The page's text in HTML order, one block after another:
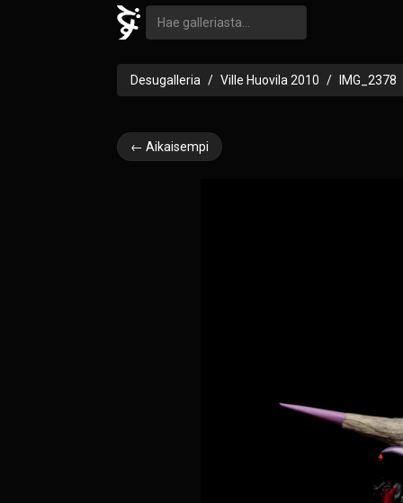
Desugalleria Ville Huovila 2010 IMG_2378
← Aikaisempi